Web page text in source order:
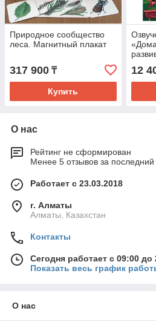
Природное сообщество
леса. Магнитный плакат
317 900 ₸
Купить
12
О нас
Рейтинг не сформирован
Менее 5 отзывов за последний
Работает с 23.03.2018
г. Алматы
Алматы, Казахстан
Контакты
Сегодня работает с 09:00 до
Показать весь график
О нас